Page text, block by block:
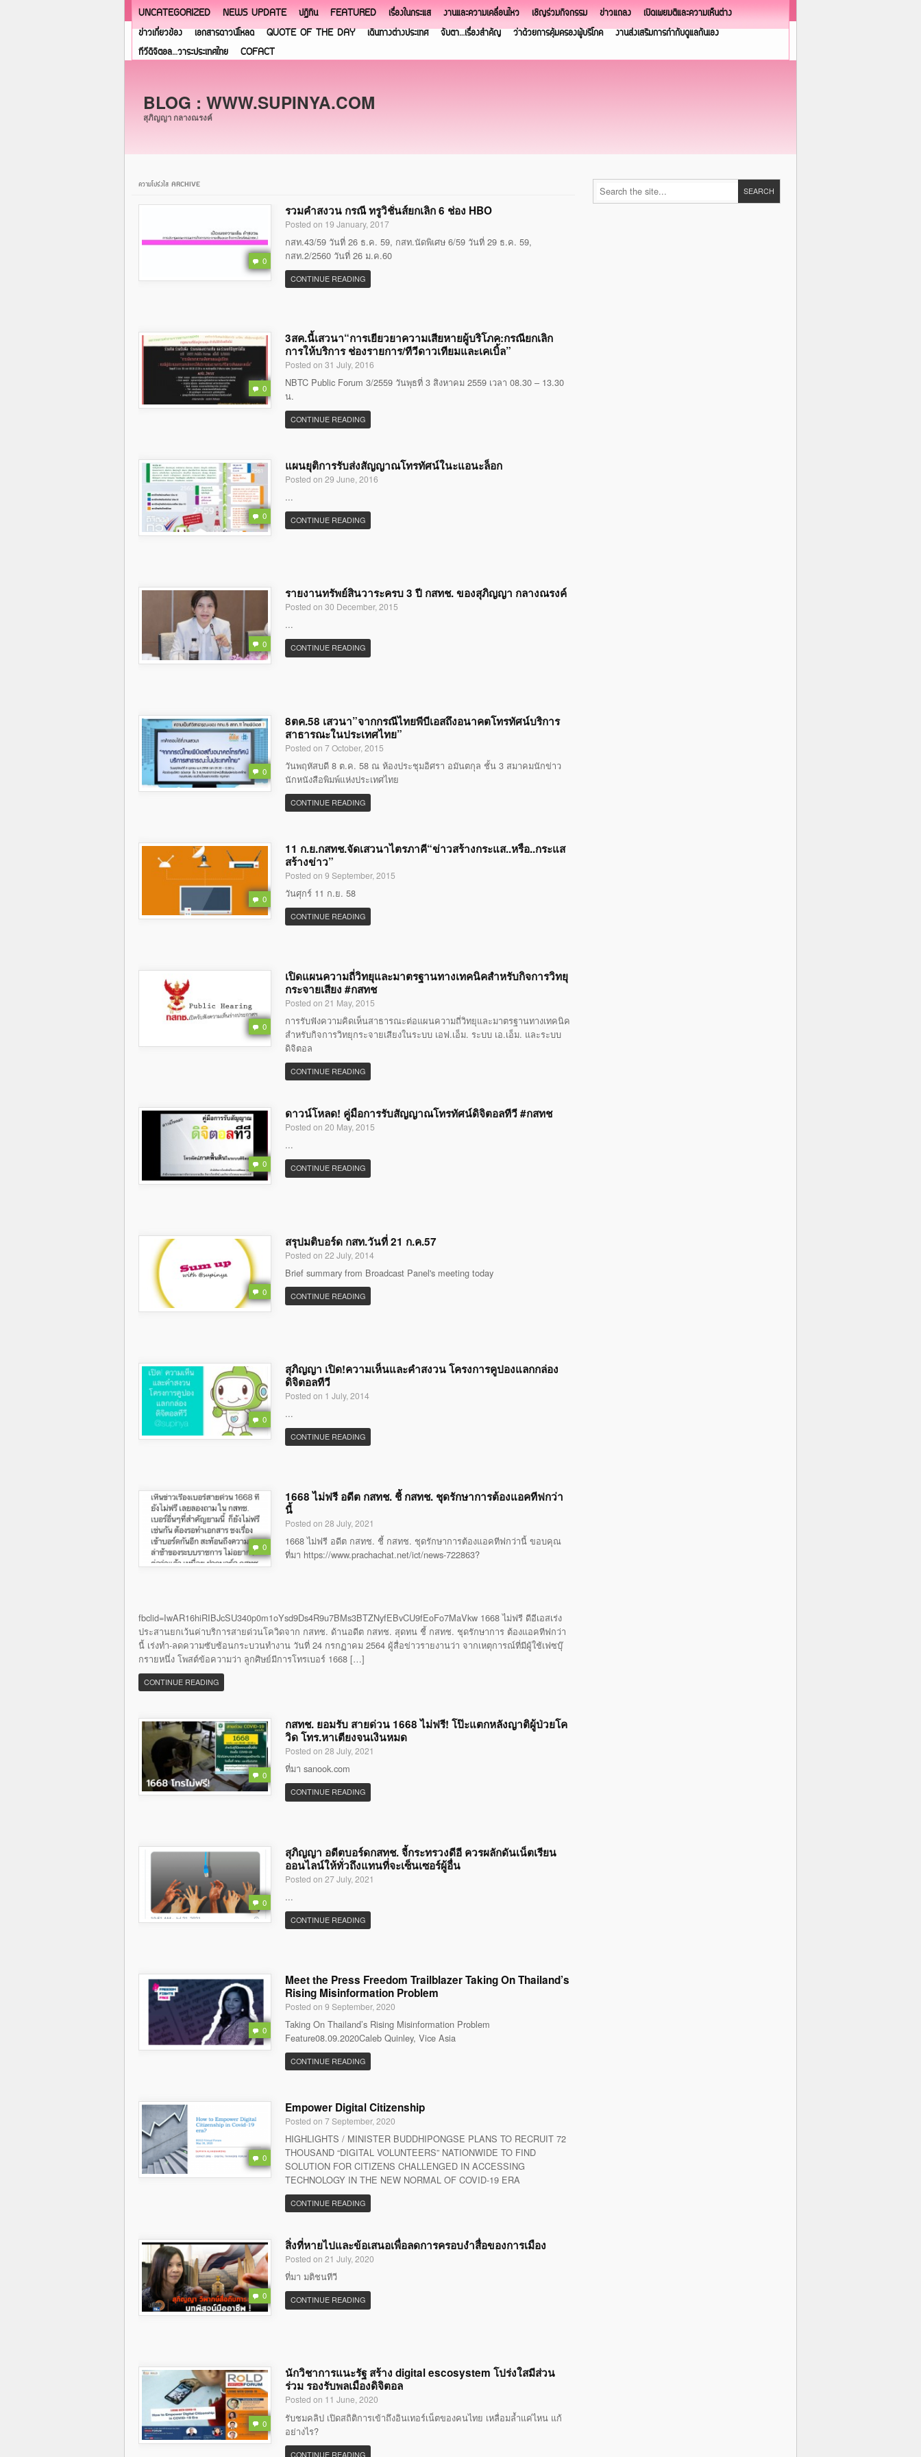
UNCATEGORIZED NEWS UPDATE ปฏิทิน FEATURED เรื่องในกระแส งานและความเคลื่อนไหว เชิญร่วมกิจกรรม ข่าวแถลง
เปิดเผยมติและความเห็นต่าง
ข่าวเกี่ยวข้อง
เอกสารดาวน์โหลด QUOTE OF THE DAY เดินทางต่างประเทศ จับตา…เรื่องสำคัญ ว่าด้วยการคุ้มครองผู้บริโภค
งานส่งเสริมการกำกับดูแลกันเอง
ทีวีดิจิตอล…วาระประเทศไทย
COFACT
BLOG : WWW.SUPINYA.COM
สุภิญญา กลางณรงค์
ความโปร่งใส ARCHIVE
0
รวมคำสงวน กรณี ทรูวิชั่นส์ยกเลิก 6 ช่อง HBO
Posted on 19 January, 2017
กสท.43/59 วันที่ 26 ธ.ค. 59, กสท.นัดพิเศษ 6/59 วันที่ 29 ธ.ค. 59,
กสท.2/2560 วันที่ 26 ม.ค.60
CONTINUE READING
0
3สค.นี้เสวนา“การเยียวยาความเสียหายผู้บริโภค:กรณียกเลิก
การให้บริการ ช่องรายการ/ทีวีดาวเทียมและเคเบิ้ล”
Posted on 31 July, 2016
NBTC Public Forum 3/2559 วันพุธที่ 3 สิงหาคม 2559 เวลา 08.30 – 13.30
น.
CONTINUE READING
0
แผนยุติการรับส่งสัญญาณโทรทัศน์ในะแอนะล็อก
Posted on 29 June, 2016
...
CONTINUE READING
0
รายงานทรัพย์สินวาระครบ 3 ปี กสทช. ของสุภิญญา กลางณรงค์
Posted on 30 December, 2015
...
CONTINUE READING
0
8ตค.58 เสวนา”จากกรณีไทยพีบีเอสถึงอนาคตโทรทัศน์บริการ
สาธารณะในประเทศไทย”
Posted on 7 October, 2015
วันพฤหัสบดี 8 ต.ค. 58 ณ ห้องประชุมอิศรา อมันตกุล ชั้น 3 สมาคมนักข่าว
นักหนังสือพิมพ์แห่งประเทศไทย
CONTINUE READING
0
11 ก.ย.กสทช.จัดเสวนาไตรภาคี“ข่าวสร้างกระแส..หรือ..กระแส
สร้างข่าว”
Posted on 9 September, 2015
วันศุกร์ 11 ก.ย. 58
CONTINUE READING
0
เปิดแผนความถี่วิทยุและมาตรฐานทางเทคนิคสำหรับกิจการวิทยุ
กระจายเสียง #กสทช
Posted on 21 May, 2015
การรับฟังความคิดเห็นสาธารณะต่อแผนความถี่วิทยุและมาตรฐานทางเทคนิค
สำหรับกิจการวิทยุกระจายเสียงในระบบ เอฟ.เอ็ม. ระบบ เอ.เอ็ม. และระบบ
ดิจิตอล
CONTINUE READING
0
ดาวน์โหลด! คู่มือการรับสัญญาณโทรทัศน์ดิจิตอลทีวี #กสทช
Posted on 20 May, 2015
...
CONTINUE READING
0
สรุปมติบอร์ด กสท.วันที่ 21 ก.ค.57
Posted on 22 July, 2014
Brief summary from Broadcast Panel's meeting today
CONTINUE READING
0
สุภิญญา เปิด!ความเห็นและคำสงวน โครงการคูปองแลกกล่อง
ดิจิตอลทีวี
Posted on 1 July, 2014
...
CONTINUE READING
0
1668 ไม่ฟรี อดีต กสทช. ชี้ กสทช. ชุดรักษาการต้องแอคทีฟกว่า
นี้
Posted on 28 July, 2021
1668 ไม่ฟรี อดีต กสทช. ชี้ กสทช. ชุดรักษาการต้องแอคทีฟกว่านี้ ขอบคุณ
ที่มา https://www.prachachat.net/ict/news-722863?
fbclid=IwAR16hiRIBJcSU340p0m1oYsd9Ds4R9u7BMs3BTZNyfEBvCU9fEoFo7MaVkw 1668 ไม่ฟรี ดีอีเอสเร่ง
ประสานยกเว้นค่าบริการสายด่วนโควิดจาก กสทช. ด้านอดีต กสทช. สุดทน ชี้ กสทช. ชุดรักษาการ ต้องแอคทีฟกว่า
นี้ เร่งทำ-ลดความซับซ้อนกระบวนทำงาน วันที่ 24 กรกฏาคม 2564 ผู้สื่อข่าวรายงานว่า จากเหตุการณ์ที่มีผู้ใช้เฟซบุ๊
กรายหนึ่ง โพสต์ข้อความว่า ลูกศิษย์มีการโทรเบอร์ 1668 […]
CONTINUE READING
0
กสทช. ยอมรับ สายด่วน 1668 ไม่ฟรี! โป๊ะแตกหลังญาติผู้ป่วยโค
วิด โทร.หาเตียงจนเงินหมด
Posted on 28 July, 2021
ที่มา sanook.com
CONTINUE READING
0
สุภิญญา อดีตบอร์ดกสทช. จี้กระทรวงดีอี ควรผลักดันเน็ตเรียน
ออนไลน์ให้ทั่วถึงแทนที่จะเซ็นเซอร์ผู้อื่น
Posted on 27 July, 2021
...
CONTINUE READING
0
Meet the Press Freedom Trailblazer Taking On Thailand’s
Rising Misinformation Problem
Posted on 9 September, 2020
Taking On Thailand’s Rising Misinformation Problem
Feature08.09.2020Caleb Quinley, Vice Asia
CONTINUE READING
0
Empower Digital Citizenship
Posted on 7 September, 2020
HIGHLIGHTS / MINISTER BUDDHIPONGSE PLANS TO RECRUIT 72
THOUSAND “DIGITAL VOLUNTEERS” NATIONWIDE TO FIND
SOLUTION FOR CITIZENS CHALLENGED IN ACCESSING
TECHNOLOGY IN THE NEW NORMAL OF COVID-19 ERA
CONTINUE READING
0
สิ่งที่หายไปและข้อเสนอเพื่อลดการครอบงำสื่อของการเมือง
Posted on 21 July, 2020
ที่มา มติชนทีวี
CONTINUE READING
0
นักวิชาการแนะรัฐ สร้าง digital escosystem โปร่งใสมีส่วน
ร่วม รองรับพลเมืองดิจิตอล
Posted on 11 June, 2020
รับชมคลิป เปิดสถิติการเข้าถึงอินเทอร์เน็ตของคนไทย เหลื่อมล้ำแค่ไหน แก้
อย่างไร?
CONTINUE READING